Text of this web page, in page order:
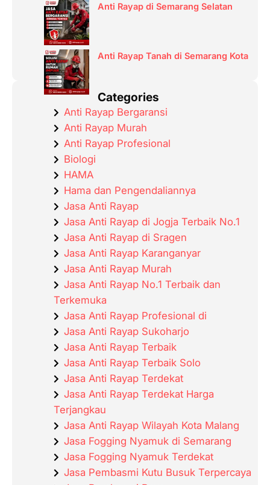
Anti Rayap di Semarang Selatan
Anti Rayap Tanah di Semarang Kota
Categories
Anti Rayap Bergaransi
Anti Rayap Murah
Anti Rayap Profesional
Biologi
HAMA
Hama dan Pengendaliannya
Jasa Anti Rayap
Jasa Anti Rayap di Jogja Terbaik No.1
Jasa Anti Rayap di Sragen
Jasa Anti Rayap Karanganyar
Jasa Anti Rayap Murah
Jasa Anti Rayap No.1 Terbaik dan
Terkemuka
Jasa Anti Rayap Profesional di
Jasa Anti Rayap Sukoharjo
Jasa Anti Rayap Terbaik
Jasa Anti Rayap Terbaik Solo
Jasa Anti Rayap Terdekat
Jasa Anti Rayap Terdekat Harga
Terjangkau
Jasa Anti Rayap Wilayah Kota Malang
Jasa Fogging Nyamuk di Semarang
Jasa Fogging Nyamuk Terdekat
Jasa Pembasmi Kutu Busuk Terpercaya